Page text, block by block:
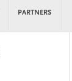
PARTNERS